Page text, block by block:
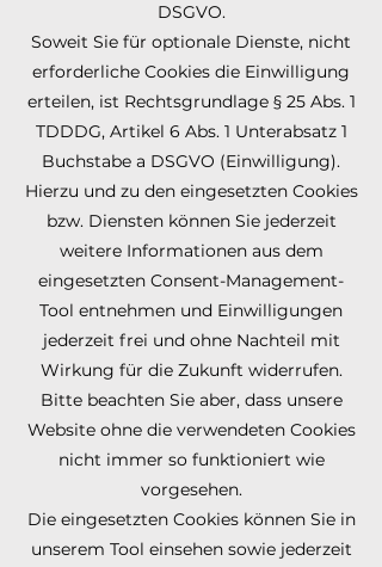
DSGVO.
Soweit Sie für optionale Dienste, nicht
erforderliche Cookies die Einwilligung
erteilen, ist Rechtsgrundlage § 25 Abs. 1
TDDDG, Artikel 6 Abs. 1 Unterabsatz 1
Buchstabe a DSGVO (Einwilligung).
Hierzu und zu den eingesetzten Cookies
bzw. Diensten können Sie jederzeit
weitere Informationen aus dem
eingesetzten Consent-Management-
Tool entnehmen und Einwilligungen
jederzeit frei und ohne Nachteil mit
Wirkung für die Zukunft widerrufen.
Bitte beachten Sie aber, dass unsere
Website ohne die verwendeten Cookies
nicht immer so funktioniert wie
vorgesehen.
​Die eingesetzten Cookies können Sie in
unserem Tool einsehen sowie jederzeit